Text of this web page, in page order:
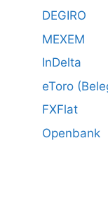
DEGIRO
MEXEM
InDelta
eToro
FXFlat
Openbank